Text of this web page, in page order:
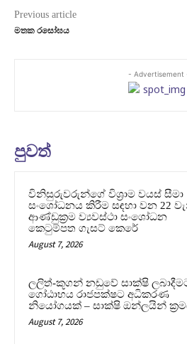
Previous article
මතක රසෝඝය‍
- Advertisement
පුවත්
විනිසුරුවරුන්ගේ විශ්‍රාම වයස් සීමා
සංශෝධනය කිරීම සඳහා වන 22
ආණ්ඩුක්‍රම ව්‍යවස්ථා සංශෝධන
කෙටුම්පත ගැසට් කෙරේ
August 7, 2026
ලලිත්-කූගන් නඩුවේ සාක්ෂි
ගෝඨාභය රාජපක්ෂට අධිකරණ
නියෝගයක් – සාක්ෂි ඔන්ලයින්
August 7, 2026